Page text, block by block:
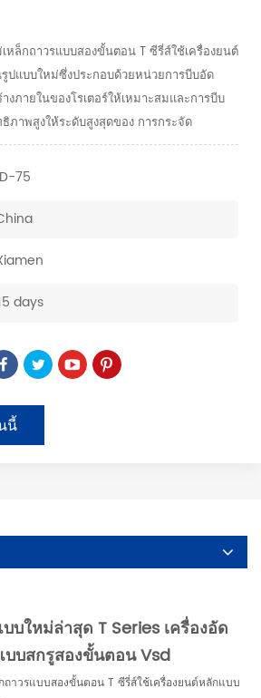
หล็กถาวรแบบสองขั้นตอน T ซีรี่ส์ใช้เครื่องยนต์
ปแบบใหม่ซึ่งประกอบด้วยหน่วยการบีบอัด
งภายในของโรเตอร์ให้เหมาะสมและการบีบ
าพสูงให้ระดับสูงสุดของ การกระจัด
75
days
นี้
บใหม่ล่าสุด T Series เครื่องอัด
บบสกรูสองขั้นตอน Vsd
ถาวรแบบสองขั้นตอน T ซีรี่ส์ใช้เครื่องยนต์หลักแบบ